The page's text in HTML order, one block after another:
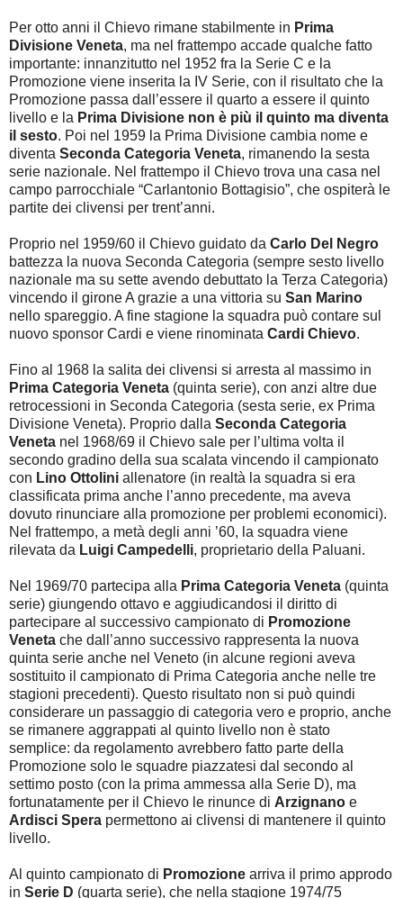
Per otto anni il Chievo rimane stabilmente in Prima
Divisione Veneta, ma nel frattempo accade qualche fatto
importante: innanzitutto nel 1952 fra la Serie C e la
Promozione viene inserita la IV Serie, con il risultato che la
Promozione passa dall’essere il quarto a essere il quinto
livello e la Prima Divisione non è più il quinto ma diventa
il sesto. Poi nel 1959 la Prima Divisione cambia nome e
diventa Seconda Categoria Veneta, rimanendo la sesta
serie nazionale. Nel frattempo il Chievo trova una casa nel
campo parrocchiale “Carlantonio Bottagisio”, che ospiterà le
partite dei clivensi per trent’anni.
Proprio nel 1959/60 il Chievo guidato da Carlo Del Negro
battezza la nuova Seconda Categoria (sempre sesto livello
nazionale ma su sette avendo debuttato la Terza Categoria)
vincendo il girone A grazie a una vittoria su San Marino
nello spareggio. A fine stagione la squadra può contare sul
nuovo sponsor Cardi e viene rinominata Cardi Chievo.
Fino al 1968 la salita dei clivensi si arresta al massimo in
Prima Categoria Veneta (quinta serie), con anzi altre due
retrocessioni in Seconda Categoria (sesta serie, ex Prima
Divisione Veneta). Proprio dalla Seconda Categoria
Veneta nel 1968/69 il Chievo sale per l’ultima volta il
secondo gradino della sua scalata vincendo il campionato
con Lino Ottolini allenatore (in realtà la squadra si era
classificata prima anche l’anno precedente, ma aveva
dovuto rinunciare alla promozione per problemi economici).
Nel frattempo, a metà degli anni ’60, la squadra viene
rilevata da Luigi Campedelli, proprietario della Paluani.
Nel 1969/70 partecipa alla Prima Categoria Veneta (quinta
serie) giungendo ottavo e aggiudicandosi il diritto di
partecipare al successivo campionato di Promozione
Veneta che dall’anno successivo rappresenta la nuova
quinta serie anche nel Veneto (in alcune regioni aveva
sostituito il campionato di Prima Categoria anche nelle tre
stagioni precedenti). Questo risultato non si può quindi
considerare un passaggio di categoria vero e proprio, anche
se rimanere aggrappati al quinto livello non è stato
semplice: da regolamento avrebbero fatto parte della
Promozione solo le squadre piazzatesi dal secondo al
settimo posto (con la prima ammessa alla Serie D), ma
fortunatamente per il Chievo le rinunce di Arzignano e
Ardisci Spera permettono ai clivensi di mantenere il quinto
livello.
Al quinto campionato di Promozione arriva il primo approdo
in Serie D (quarta serie), che nella stagione 1974/75